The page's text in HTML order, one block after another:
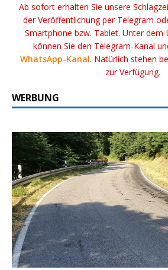
Ab sofort erhalten Sie unsere
der Veröffentlichung per Telegram
Smartphone bzw. Tablet. Unter dem
können Sie den Telegram-Kanal
WhatsApp-Kanal. Natürlich stehen
zur Verfügung.
WERBUNG